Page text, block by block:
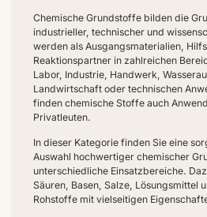
Chemische Grundstoffe bilden die
industrieller, technischer und
werden als Ausgangsmaterialien,
Reaktionspartner in zahlreichen
Labor, Industrie, Handwerk,
Landwirtschaft oder technischen
finden chemische Stoffe auch
Privatleuten.
In dieser Kategorie finden Sie eine
Auswahl hochwertiger chemischer
unterschiedliche Einsatzbereiche.
Säuren, Basen, Salze, Lösungsmittel
Rohstoffe mit vielseitigen